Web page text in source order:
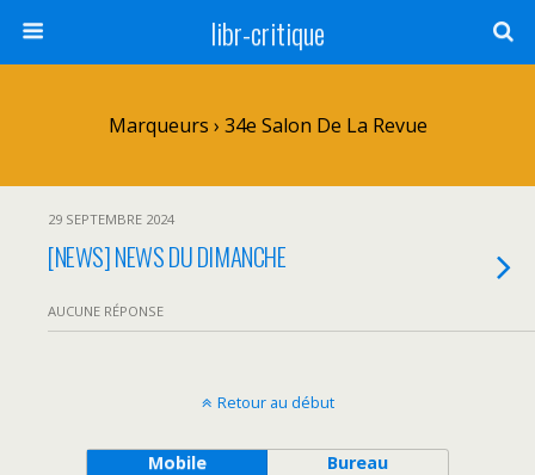
libr-critique
Marqueurs › 34e Salon De La Revue
29 SEPTEMBRE 2024
[NEWS] NEWS DU DIMANCHE
AUCUNE RÉPONSE
Retour au début
Mobile Bureau